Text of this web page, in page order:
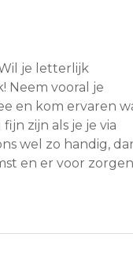
je letterlijk
Neem vooral je
en kom ervaren
zijn als je je via
wel zo handig,
en er voor zorgen